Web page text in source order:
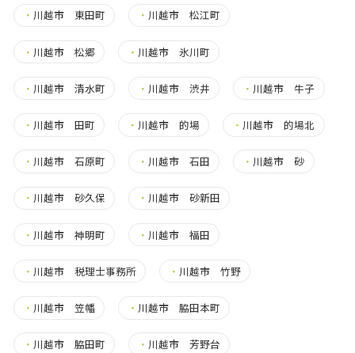
・ 川越市 東田町 ・ 川越市 松江町
・ 川越市 松郷 ・ 川越市 氷川町
・ 川越市 清水町 ・ 川越市 渋井 ・ 川越市 牛子
・ 川越市 田町 ・ 川越市 的場 ・ 川越市 的場北
・ 川越市 石原町 ・ 川越市 石田 ・ 川越市 砂
・ 川越市 砂久保 ・ 川越市 砂新田
・ 川越市 神明町 ・ 川越市 福田
・ 川越市 税理士事務所 ・ 川越市 竹野
・ 川越市 笠幡 ・ 川越市 脇田本町
・ 川越市 脇田町 ・ 川越市 芳野台